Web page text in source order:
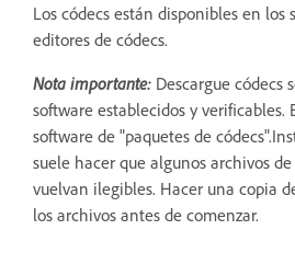
Los códecs están disponibles en los
editores de códecs.
Nota importante: Descargue códecs
software establecidos y verificables.
software de "paquetes de
suele hacer que algunos archivos
vuelvan ilegibles. Hacer una copia
los archivos antes de comenzar.